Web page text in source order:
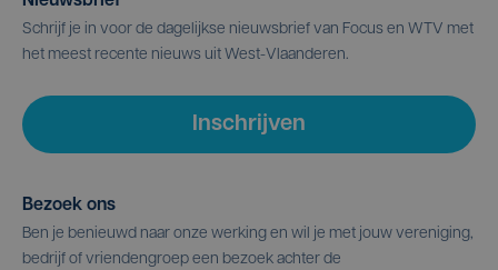
Schrijf je in voor de dagelijkse nieuwsbrief van Focus en WTV met
het meest recente nieuws uit West-Vlaanderen.
Inschrijven
Bezoek ons
Ben je benieuwd naar onze werking en wil je met jouw vereniging,
bedrijf of vriendengroep een bezoek achter de